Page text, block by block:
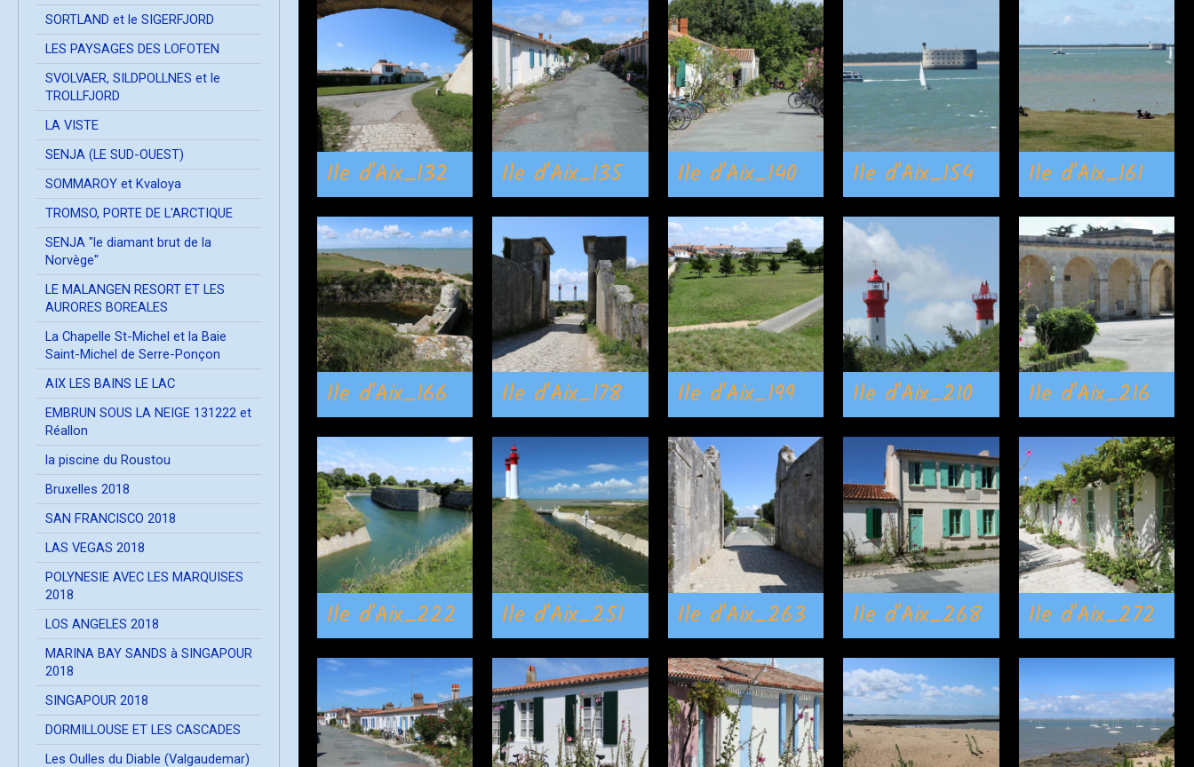
Ile d'Aix_132 Ile d'Aix_135 Ile d'Aix_140 Ile d'Aix_154 Ile d'Aix_161
Ile d'Aix_166 Ile d'Aix_178 Ile d'Aix_199 Ile d'Aix_210 Ile d'Aix_216
Ile d'Aix_222 Ile d'Aix_251 Ile d'Aix_263 Ile d'Aix_268 Ile d'Aix_272
SORTLAND et le SIGERFJORD
LES PAYSAGES DES LOFOTEN
SVOLVAER, SILDPOLLNES et le
TROLLFJORD
LA VISTE
SENJA (LE SUD-OUEST)
SOMMAROY et Kvaloya
TROMSO, PORTE DE L'ARCTIQUE
SENJA "le diamant brut de la
Norvège"
LE MALANGEN RESORT ET LES
AURORES BOREALES
La Chapelle St-Michel et la Baie
Saint-Michel de Serre-Ponçon
AIX LES BAINS LE LAC
EMBRUN SOUS LA NEIGE 131222 et
Réallon
la piscine du Roustou
Bruxelles 2018
SAN FRANCISCO 2018
LAS VEGAS 2018
POLYNESIE AVEC LES MARQUISES
2018
LOS ANGELES 2018
MARINA BAY SANDS à SINGAPOUR
2018
SINGAPOUR 2018
DORMILLOUSE ET LES CASCADES
Les Oulles du Diable (Valgaudemar)